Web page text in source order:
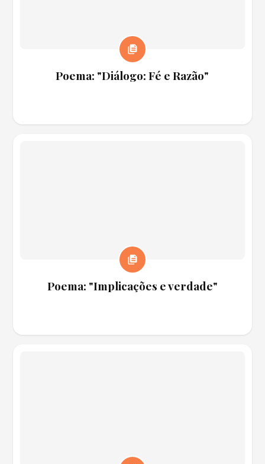
Poema: "Diálogo: Fé e Razão"
Poema: "Implicações e verdade"